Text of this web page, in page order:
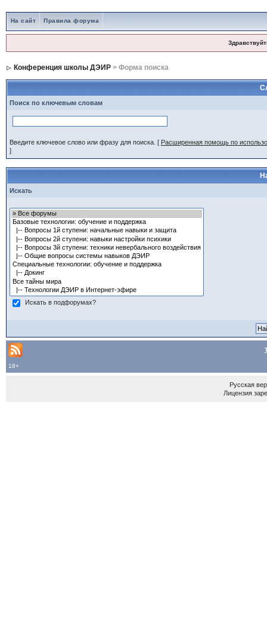
На сайт Правила форума
Конференция школы ДЭИР> Форма поиска
Поиск по ключевым словам
Введите ключевое слово или фразу для поиска. [ Расширенная помощь по
]
Искать
Искать в подфорумах?
18+
Русская
Лицензия